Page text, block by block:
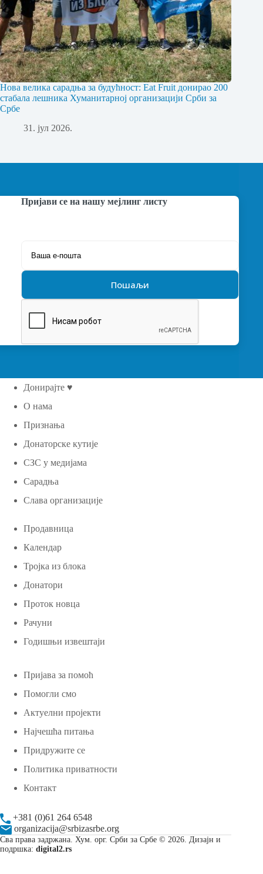
Нова велика сарадња за будућност: Eat Fruit донирао 200
стабала лешника Хуманитарној организацији Срби за
Србе
31. јул 2026.
Пријави се на нашу мејлинг листу
Донирајте ♥
О нама
Признања
Донаторске кутије
СЗС у медијама
Сарадња
Слава организације
Продавница
Календар
Тројка из блока
Донатори
Проток новца
Рачуни
Годишњи извештаји
Пријава за помоћ
Помогли смо
Актуелни пројекти
Најчешћа питања
Придружите се
Политика приватности
Контакт
+381 (0)61 264 6548
organizacija@srbizasrbe.org
Сва права задржана. Хум. орг. Срби за Србе © 2026. Дизајн и
подршка: digital2.rs